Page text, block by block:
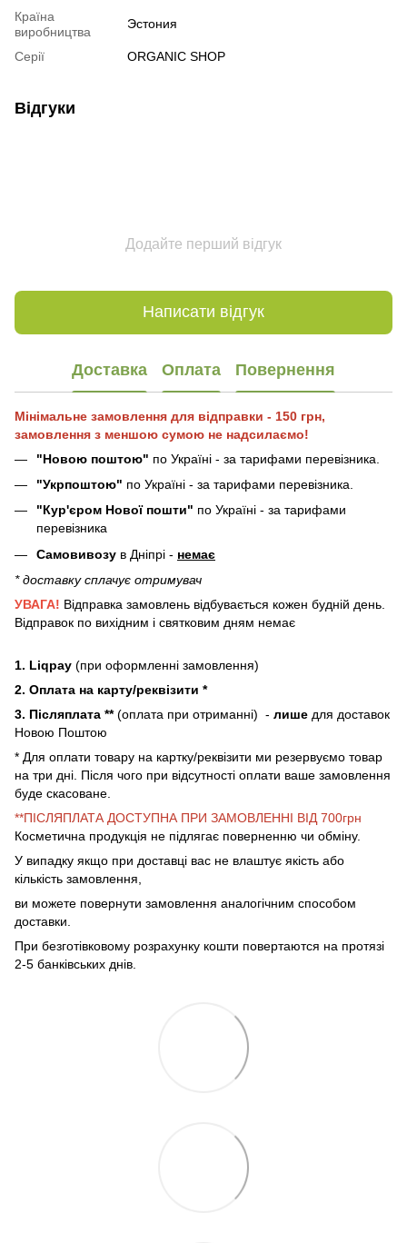
Країна
виробництва
Эстония
Серії ORGANIC SHOP
Відгуки
Додайте перший відгук
Написати відгук
Доставка Оплата Повернення
Мінімальне замовлення для відправки - 150 грн,
замовлення з меншою сумою не надсилаємо!
"Новою поштою" по Україні - за тарифами перевізника.
"Укрпоштою" по Україні - за тарифами перевізника.
"Кур'єром Нової пошти" по Україні - за тарифами
перевізника
Самовивозу в Дніпрі - немає
* доставку сплачує отримувач
УВАГА! Відправка замовлень відбувається кожен будній день.
Відправок по вихідним і святковим дням немає
1. Liqpay (при оформленні замовлення)
2. Оплата на карту/реквізити *
3. Післяплата **(оплата при отриманні) - лише для доставок
Новою Поштою
* Для оплати товару на картку/реквізити ми резервуємо товар
на три дні. Після чого при відсутності оплати ваше замовлення
буде скасоване.
**ПІСЛЯПЛАТА ДОСТУПНА ПРИ ЗАМОВЛЕННІ ВІД 700грн
Косметична продукція не підлягає поверненню чи обміну.
У випадку якщо при доставці вас не влаштує якість або
кількість замовлення,
ви можете повернути замовлення аналогічним способом
доставки.
При безготівковому розрахунку кошти повертаются на протязі
2-5 банківських днів.